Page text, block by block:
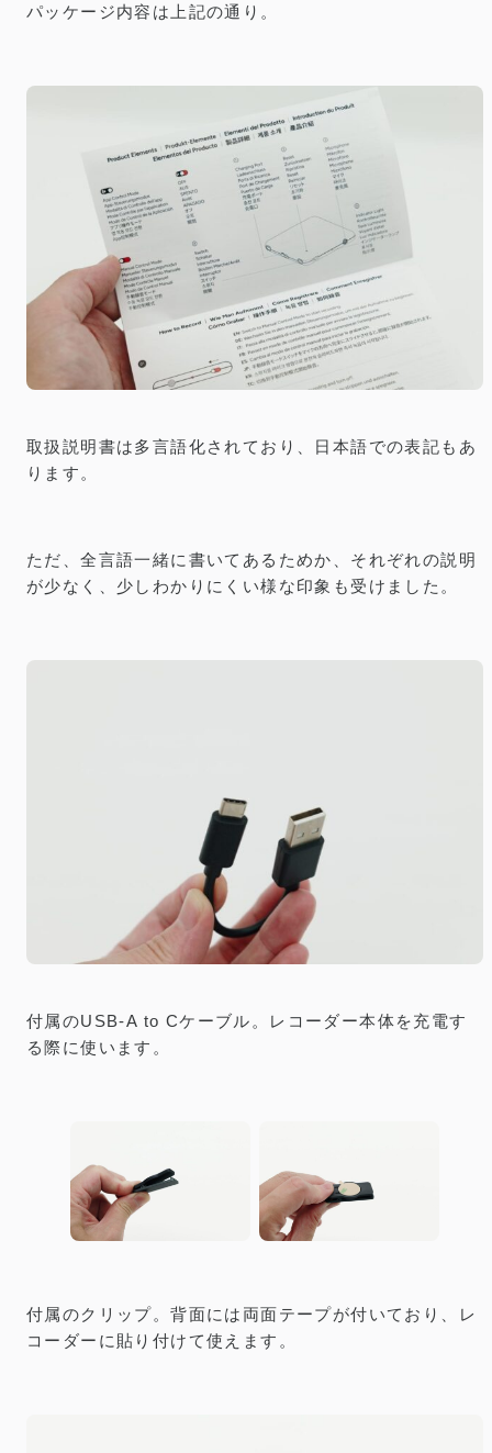
パッケージ内容は上記の通り。
取扱説明書は多言語化されており、日本語での表記もあ
ります。
ただ、全言語一緒に書いてあるためか、それぞれの説明
が少なく、少しわかりにくい様な印象も受けました。
付属のUSB-A to Cケーブル。レコーダー本体を充電す
る際に使います。
付属のクリップ。背面には両面テープが付いており、レ
コーダーに貼り付けて使えます。